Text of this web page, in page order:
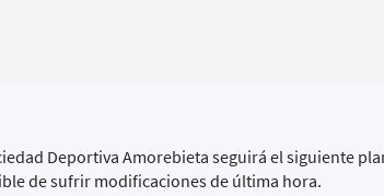
Deportiva Amorebieta seguirá el siguiente
de sufrir modificaciones de última hora.